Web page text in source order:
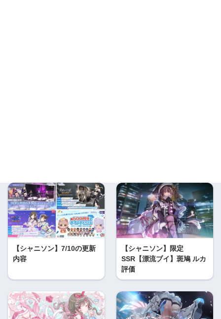
【シャニソン】7/10の更新
内容
【シャニソン】限定
SSR【漂流ブイ】斑鳩 ルカ
評価